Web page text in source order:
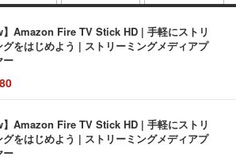
】Amazon Fire TV Stick HD | 手軽にストリ
グをはじめよう | ストリーミングメディアプ
ー
】Amazon Fire TV Stick HD | 手軽にストリ
グをはじめよう | ストリーミングメディアプ
ー